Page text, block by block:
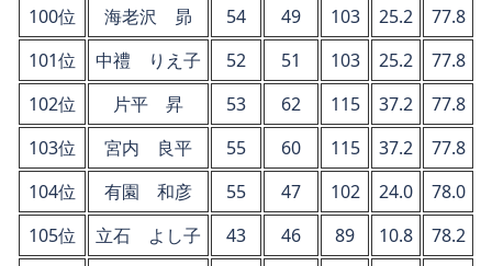
100位
海老沢 昴 54 49 103 25.2
77.8
101位
中禮 りえ子 52 51 103 25.2
77.8
102位
片平 昇 53 62 115 37.2
77.8
103位
宮内 良平 55 60 115 37.2
77.8
104位
有園 和彦 55 47 102 24.0
78.0
105位
立石 よし子 43 46 89 10.8
78.2